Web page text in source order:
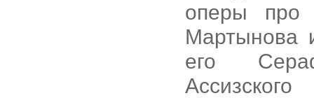
оперы про
Мартынова
его